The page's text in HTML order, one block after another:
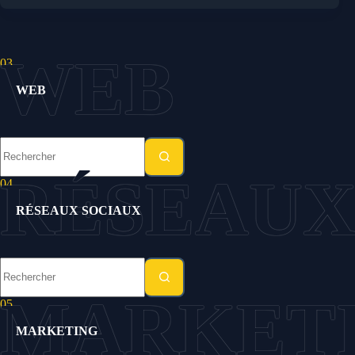
03.
WEB
résultat
04.
RÉSEAUX SOCIAUX
résultat
05.
MARKETING